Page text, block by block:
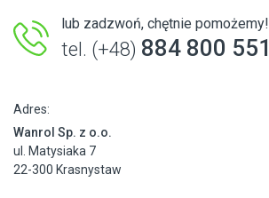
lub zadzwoń, chętnie pomożemy!
tel. (+48) 884 800 551
Adres:
Wanrol Sp. z o.o.
ul. Matysiaka 7
22-300 Krasnystaw